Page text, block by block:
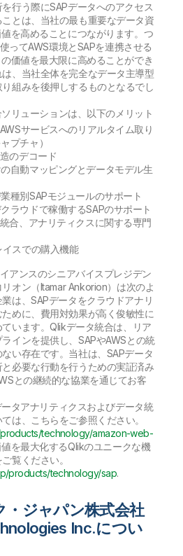
行う際にSAPデータへのアクセス
とは、当社の最も重要なデータ資
を高めることにつながります。つ
ってAWS環境とSAPを連携させる
価値を最大限に高めることができ
、当社全体を完全なデータ主導型
組みを後押しするものとなるでし
リューションは、以下のメリット
サービスへのリアルタイム取り
プチャ）
のデコード
自動マッピングとデータモデル生
種別SAPモジュールのサポート
ラウドで稼働するSAPのサポート
合、アナリティクスに関する専門
スでの購入機能
アンスのシニアバイスプレジデン
オン（Itamar Ankorion）は次のよ
は、SAPデータをクラウドアナリ
めに、費用対効果が高く俊敏性に
います。Qlikデータ統合は、リア
インを提供し、SAPやAWSとの統
い存在です。当社は、SAPデータ
必要な行動を行うための実証済み
との継続的な協業を通じてお客
タアナリティクスおよびデータ統
は、こちらをご参照ください。
technology/amazon-web-
を最大化するQlikのユニークな機
覧ください。
products/technology/sap.
・ジャパン株式会社
Inc.につい